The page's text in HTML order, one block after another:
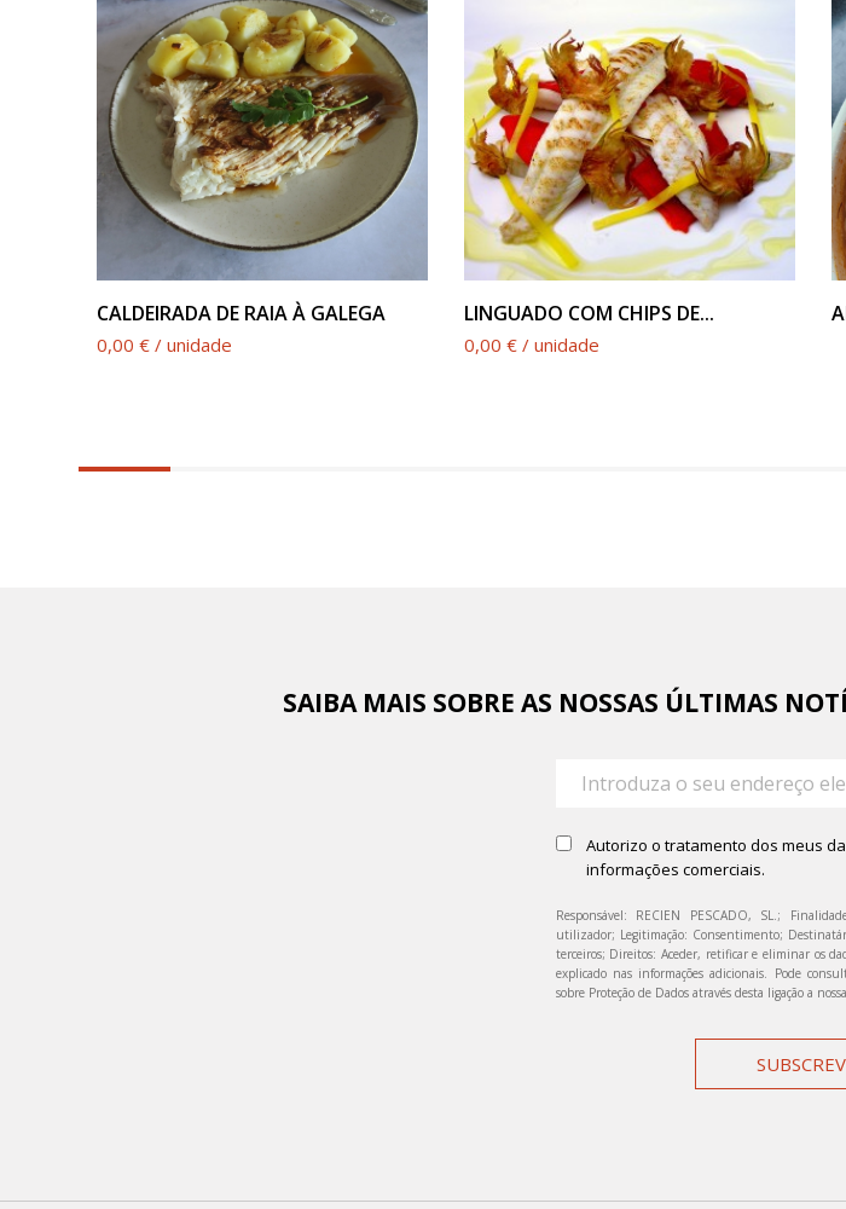
VER PRODUTO
CALDEIRADA DE RAIA À GALEGA
0,00 € / unidade
VER PRODUTO
LINGUADO COM CHIPS DE...
0,00 € / unidade
6.25%
SAIBA MAIS SOBRE AS NOSSAS ÚLTIMAS
Autorizo o tratamento dos meus
informações comerciais.
Responsável: RECIEN PESCADO, SL.;
utilizador; Legitimação: Consentimento;
terceiros; Direitos: Aceder, retificar e eliminar os
explicado nas informações adicionais. Pode
sobre Proteção de Dados através desta ligação a nossa